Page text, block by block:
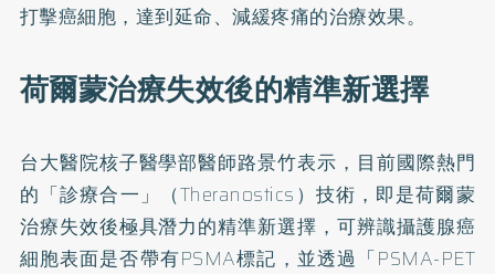
打擊癌細胞，達到延命、減緩疼痛的治療效果。
荷爾蒙治療失效後的精準新選擇
台大醫院核子醫學部醫師路景竹表示，目前國際熱門
的「診療合一」（Theranostics）技術，即是荷爾蒙
治療失效後極具潛力的精準新選擇，可辨識攝護腺癌
細胞表面是否帶有PSMA標記，並透過「PSMA-PET